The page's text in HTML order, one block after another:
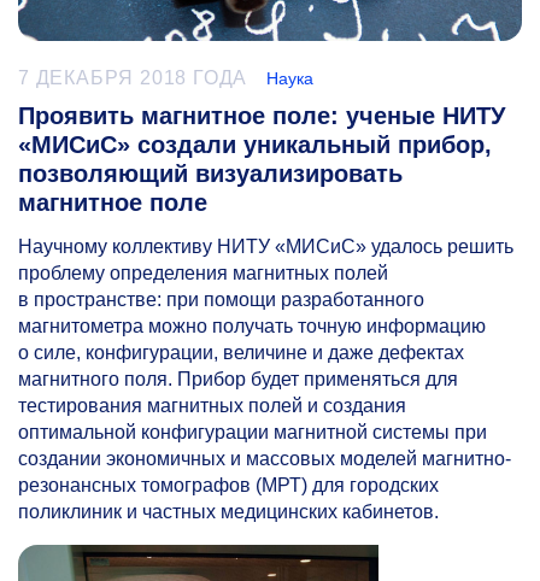
7 ДЕКАБРЯ 2018 ГОДА Наука
Проявить магнитное поле: ученые НИТУ
«МИСиС» создали уникальный прибор,
позволяющий визуализировать
магнитное поле
Научному коллективу НИТУ «МИСиС» удалось решить
проблему определения магнитных полей
в пространстве: при помощи разработанного
магнитометра можно получать точную информацию
о силе, конфигурации, величине и даже дефектах
магнитного поля. Прибор будет применяться для
тестирования магнитных полей и создания
оптимальной конфигурации магнитной системы при
создании экономичных и массовых моделей магнитно-
резонансных томографов (МРТ) для городских
поликлиник и частных медицинских кабинетов.